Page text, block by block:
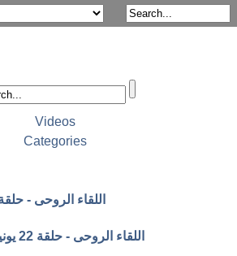
Videos
Categories
اللقاء الروحى - حلقة 15 يونيو
اللقاء الروحى - حلقة 22 يونيو 2011